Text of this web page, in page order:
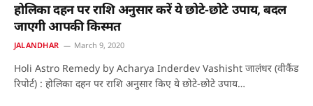
होलिका दहन पर राशि अनुसार करें ये छोटे-छोटे उपाय, बदल
जाएगी आपकी किस्मत
JALANDHAR March 9, 2020
Holi Astro Remedy by Acharya Inderdev Vashisht जालंधर (वीकैंड
रिपोर्ट) : होलिका दहन पर राशि अनुसार किए ये छोटे-छोटे उपाय…